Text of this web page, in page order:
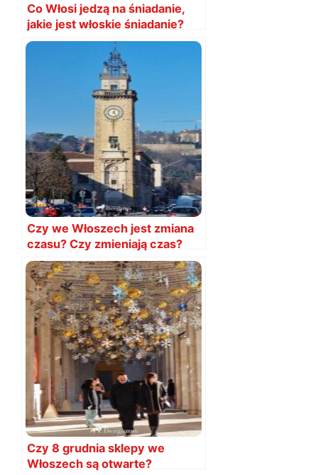
Co Włosi jedzą na śniadanie,
jakie jest włoskie śniadanie?
Przykłady
Czy we Włoszech jest zmiana
czasu? Czy zmieniają czas?
Czy 8 grudnia sklepy we
Włoszech są otwarte?